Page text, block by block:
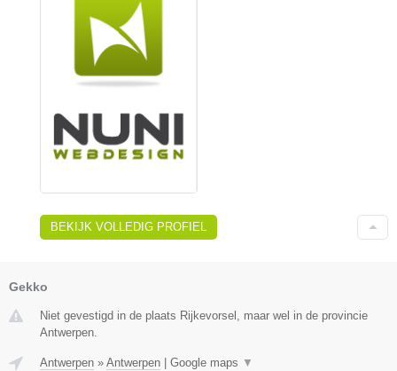
BEKIJK VOLLEDIG PROFIEL
Gekko
Niet gevestigd in de plaats Rijkevorsel, maar wel in de provincie
Antwerpen.
Antwerpen » Antwerpen Google maps ▼